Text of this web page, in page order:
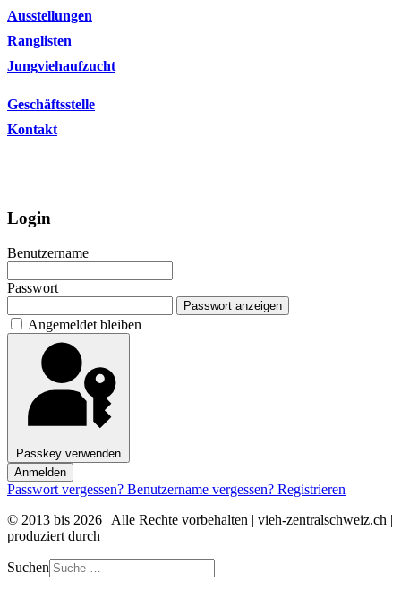
Ausstellungen
Ranglisten
Jungviehaufzucht
Geschäftsstelle
Kontakt
Login
Benutzername
Passwort
Passwort anzeigen
Angemeldet bleiben
Passkey verwenden
Anmelden
Passwort vergessen? Benutzername vergessen? Registrieren
© 2013 bis 2026 | Alle Rechte vorbehalten | vieh-zentralschweiz.ch |
produziert durch
Suchen